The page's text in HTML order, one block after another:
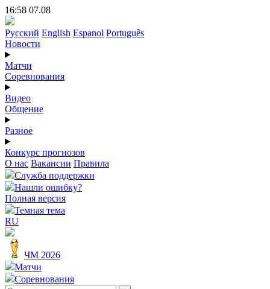
16:58 07.08
Русский English Espanol Português
Новости
Матчи
Соревнования
Видео
Общение
Разное
Конкурс прогнозов
О нас Вакансии Правила
Служба поддержки
Нашли ошибку?
Полная версия
Темная тема
RU
ЧМ 2026
Матчи
Соревнования